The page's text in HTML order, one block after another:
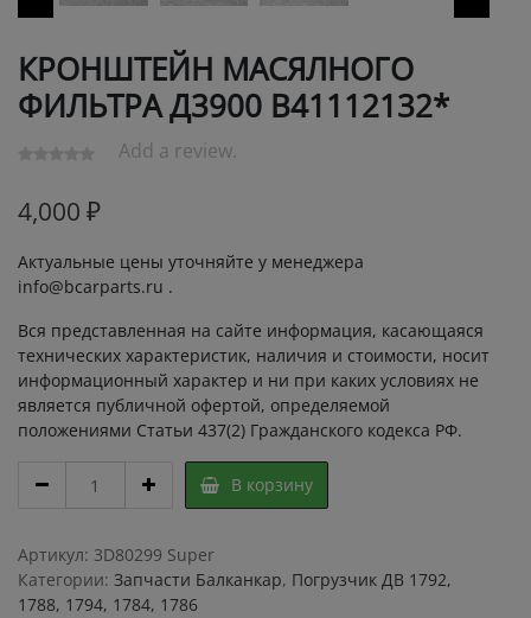
КРОНШТЕЙН МАСЯЛНОГО
ФИЛЬТРА Д3900 В41112132*
Add a review.
4,000 ₽
Актуальные цены уточняйте у менеджера
info@bcarparts.ru .
Вся представленная на сайте информация, касающаяся
технических характеристик, наличия и стоимости, носит
информационный характер и ни при каких условиях не
является публичной офертой, определяемой
положениями Статьи 437(2) Гражданского кодекса РФ.
КРОНШТЕЙН
МАСЯЛНОГО
Д3900
В41112132*
quantity
В корзину
Артикул: 3D80299 Super
Категории: Запчасти Балканкар, Погрузчик ДВ 1792,
1788, 1794, 1784, 1786